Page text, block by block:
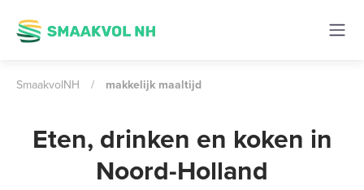
SmaakvolNH / makkelijk maaltijd
Eten, drinken en koken in
Noord-Holland